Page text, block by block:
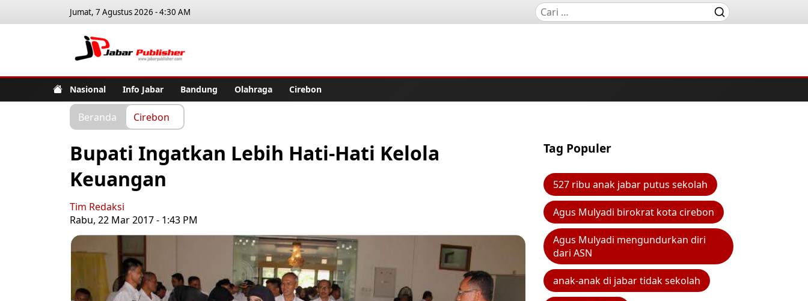
Jumat, 7 Agustus 2026 - 4:30 AM
Nasional Info Jabar Bandung Olahraga Cirebon
Beranda Cirebon
Bupati Ingatkan Lebih Hati-Hati Kelola
Keuangan
Tim Redaksi
Rabu, 22 Mar 2017 - 1:43 PM
Tag Populer
527 ribu anak jabar putus sekolah
Agus Mulyadi birokrat kota cirebon
Agus Mulyadi mengundurkan diri
dari ASN
anak-anak di jabar tidak sekolah